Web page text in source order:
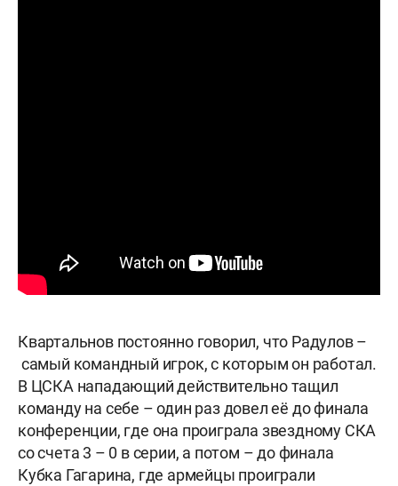
Квартальнов постоянно говорил, что Радулов –
самый командный игрок, с которым он работал.
В ЦСКА нападающий действительно тащил
команду на себе – один раз довел её до финала
конференции, где она проиграла звездному СКА
со счета 3 – 0 в серии, а потом – до финала
Кубка Гагарина, где армейцы проиграли